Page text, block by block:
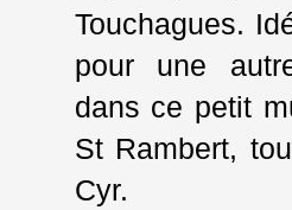
Touchagues.
pour une
dans ce petit
St Rambert,
Cyr.